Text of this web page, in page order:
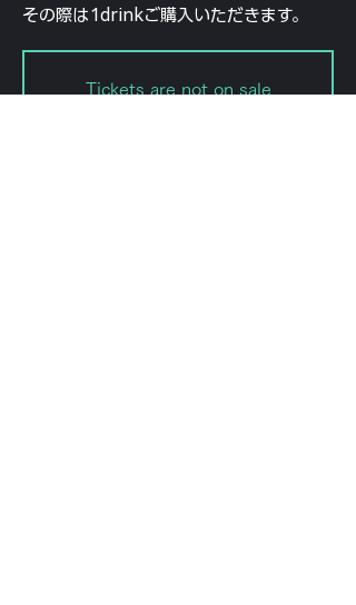
その際は1drinkご購入いただきます。
Tickets are not on sale